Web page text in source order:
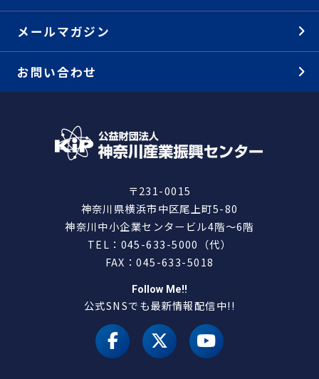
メールマガジン
お問い合わせ
〒231-0015
神奈川県横浜市中区尾上町5-80
神奈川中小企業センタービル4階～6階
TEL：045-633-5000（代）
FAX：045-633-5018
Follow Me!!
公式SNSでも最新情報配信中!!
facebookX（旧 twitter）
youtube